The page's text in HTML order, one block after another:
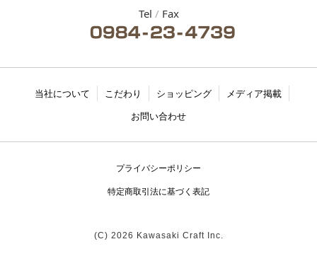
Tel / Fax
当社について こだわり ショッピング
メディア掲載
お問い合わせ
プライバシーポリシー
特定商取引法に基づく表記
(C) 2026 Kawasaki Craft Inc.